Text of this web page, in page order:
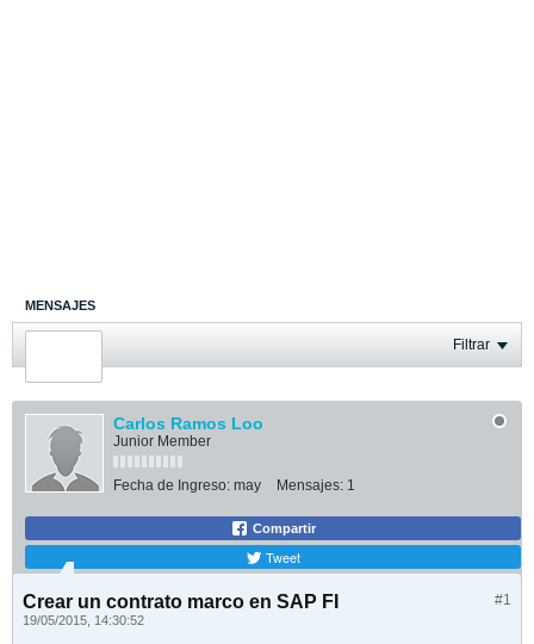
MENSAJES
ÚLTIMA ACTIVIDAD Filtrar
Carlos Ramos Loo
Junior Member
Fecha de Ingreso: may Mensajes: 1
Compartir
Tweet
#1
Crear un contrato marco en SAP FI
19/05/2015, 14:30:52